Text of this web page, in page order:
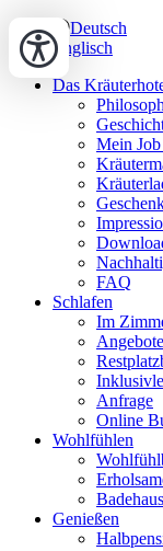
Deutsch
Englisch
Das
Mein
FAQ
Schlafen
Im
Anfrage
Online
Wohlfühlen
Genießen